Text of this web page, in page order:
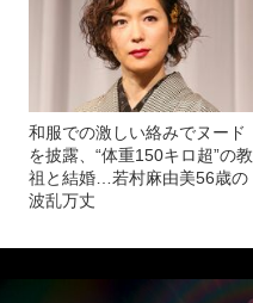
和服での激しい絡みでヌード
を披露、“体重150キロ超”の教
祖と結婚…若村麻由美56歳の
波乱万丈